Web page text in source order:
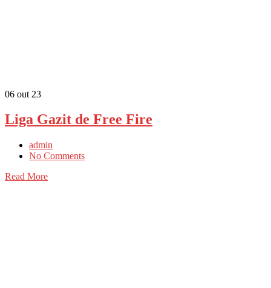
06 out 23
Liga Gazit de Free Fire
admin
No Comments
Read More